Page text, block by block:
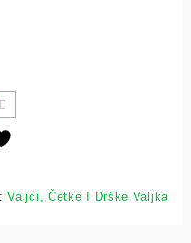
Valjci, Četke I Drške Valjka